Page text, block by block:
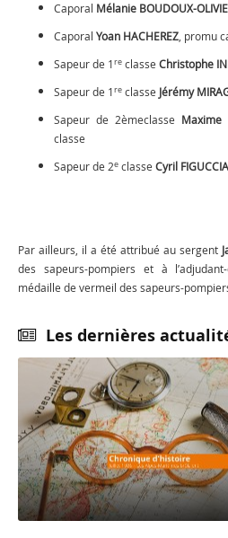
Caporal Mélanie BOUDOUX-
Caporal Yoan HACHEREZ , promu
Sapeur de 1re classe Christophe
Sapeur de 1re classe Jérémy
Sapeur de 2èmeclasse Maxime
classe
Sapeur de 2e classe Cyril FIGUCCIA
Par ailleurs, il a été attribué au sergent
des sapeurs-pompiers et à
médaille de vermeil des sapeurs-
Les dernières